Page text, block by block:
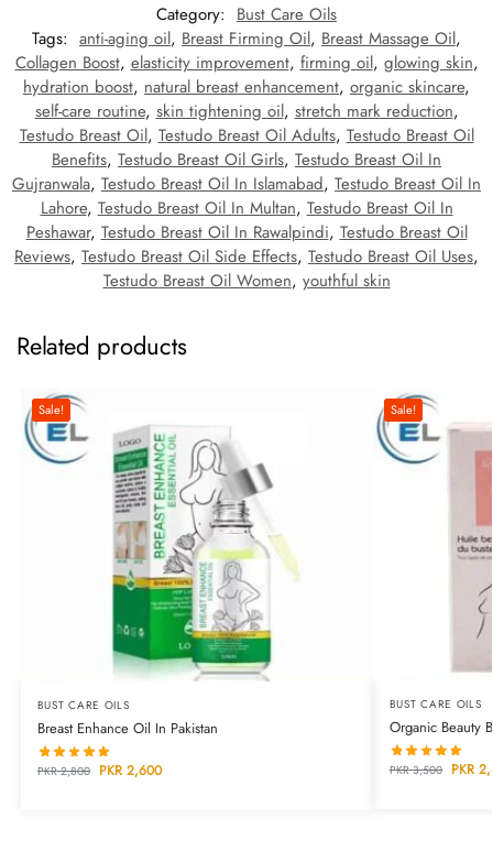
Category: Bust Care Oils
Tags: anti-aging oil, Breast Firming Oil, Breast Massage Oil,
Collagen Boost, elasticity improvement, firming oil, glowing skin,
hydration boost, natural breast enhancement, organic skincare,
self-care routine, skin tightening oil, stretch mark reduction,
Testudo Breast Oil, Testudo Breast Oil Adults, Testudo Breast Oil
Benefits, Testudo Breast Oil Girls, Testudo Breast Oil In
Gujranwala, Testudo Breast Oil In Islamabad, Testudo Breast Oil In
Lahore, Testudo Breast Oil In Multan, Testudo Breast Oil In
Peshawar, Testudo Breast Oil In Rawalpindi, Testudo Breast Oil
Reviews, Testudo Breast Oil Side Effects, Testudo Breast Oil Uses,
Testudo Breast Oil Women, youthful skin
Related products
Sale!
BUST CARE OILS
Breast Enhance Oil In Pakistan
PKR2,800 PKR2,600
Sale!
BUST CARE OILS
Organic Beauty
PKR3,500 PKR